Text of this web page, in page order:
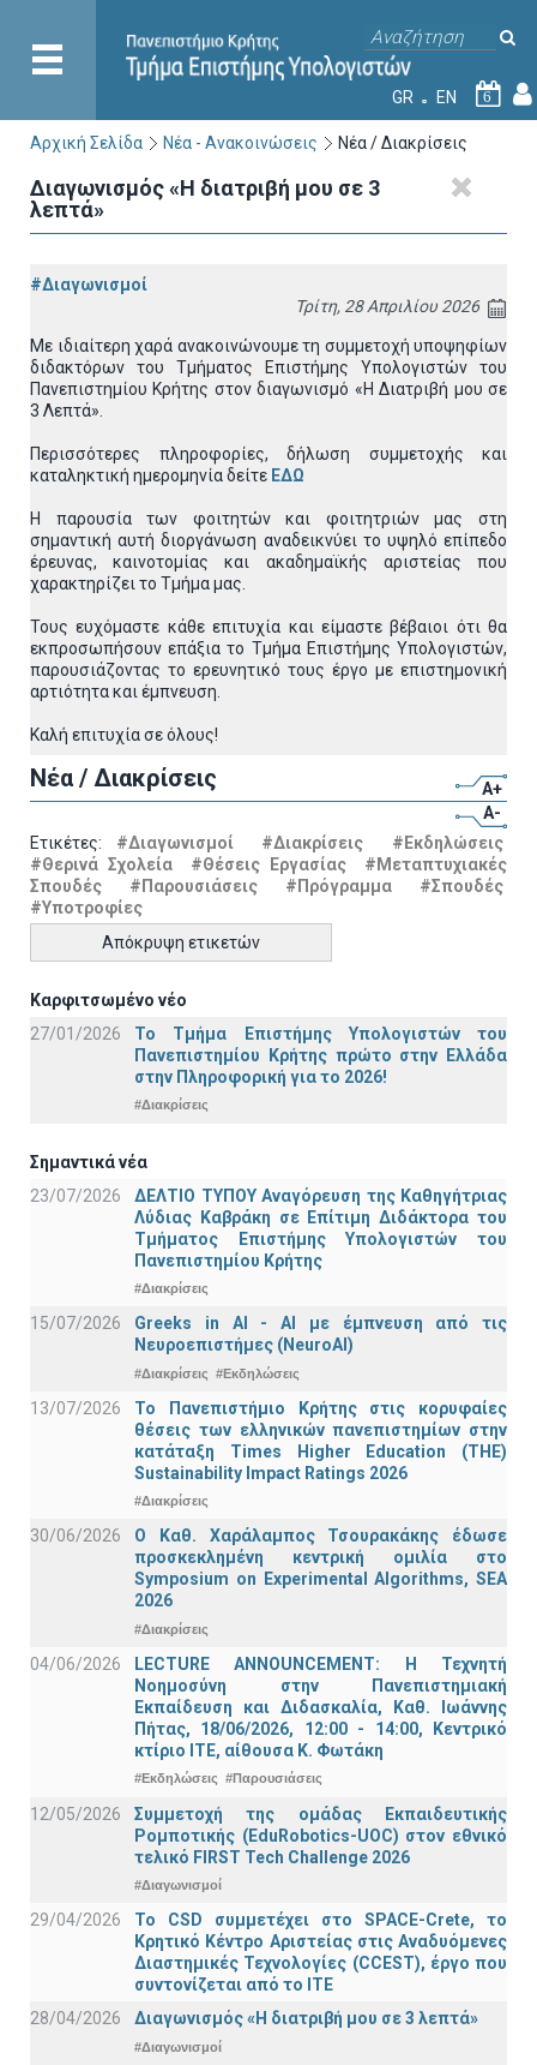
GR EN 6
Αρχική Σελίδα Νέα - Ανακοινώσεις Νέα / Διακρίσεις
Διαγωνισμός «Η διατριβή μου σε 3
λεπτά»
#Διαγωνισμοί
Τρίτη, 28 Απριλίου 2026
Με ιδιαίτερη χαρά ανακοινώνουμε τη συμμετοχή υποψηφίων
διδακτόρων του Τμήματος Επιστήμης Υπολογιστών του
Πανεπιστημίου Κρήτης στον διαγωνισμό «Η Διατριβή μου σε
3 Λεπτά».
Περισσότερες πληροφορίες, δήλωση συμμετοχής και
καταληκτική ημερομηνία δείτε ΕΔΩ
Η παρουσία των φοιτητών και φοιτητριών μας στη
σημαντική αυτή διοργάνωση αναδεικνύει το υψηλό επίπεδο
έρευνας, καινοτομίας και ακαδημαϊκής αριστείας που
χαρακτηρίζει το Τμήμα μας.
Τους ευχόμαστε κάθε επιτυχία και είμαστε βέβαιοι ότι θα
εκπροσωπήσουν επάξια το Τμήμα Επιστήμης Υπολογιστών,
παρουσιάζοντας το ερευνητικό τους έργο με επιστημονική
αρτιότητα και έμπνευση.
Καλή επιτυχία σε όλους!
Νέα / Διακρίσεις
A+
A-
Ετικέτες: #Διαγωνισμοί #Διακρίσεις
#Εκδηλώσεις
#Θερινά Σχολεία
#Θέσεις Εργασίας
#Μεταπτυχιακές
Σπουδές
#Παρουσιάσεις #Πρόγραμμα
#Σπουδές
#Υποτροφίες
Απόκρυψη ετικετών
Καρφιτσωμένο νέο
27/01/2026
Το Τμήμα Επιστήμης Υπολογιστών του
Πανεπιστημίου Κρήτης πρώτο στην Ελλάδα
στην Πληροφορική για το 2026!
#Διακρίσεις
Σημαντικά νέα
23/07/2026
ΔΕΛΤΙΟ ΤΥΠΟΥ Αναγόρευση της Καθηγήτριας
Λύδιας Καβράκη σε Επίτιμη Διδάκτορα του
Τμήματος Επιστήμης Υπολογιστών του
Πανεπιστημίου Κρήτης
#Διακρίσεις
15/07/2026
Greeks in AI - ΑΙ με έμπνευση από τις
Νευροεπιστήμες (NeuroAI)
#Διακρίσεις #Εκδηλώσεις
13/07/2026
Το Πανεπιστήμιο Κρήτης στις κορυφαίες
θέσεις των ελληνικών πανεπιστημίων στην
κατάταξη Times Higher Education (ΤΗΕ)
Sustainability Impact Ratings 2026
#Διακρίσεις
30/06/2026
Ο Καθ. Χαράλαμπος Τσουρακάκης έδωσε
προσκεκλημένη κεντρική ομιλία στο
Symposium on Experimental Algorithms, SEA
2026
#Διακρίσεις
04/06/2026
LECTURE ANNOUNCEMENT: Η Τεχνητή
Νοημοσύνη στην Πανεπιστημιακή
Εκπαίδευση και Διδασκαλία, Καθ. Ιωάννης
Πήτας, 18/06/2026, 12:00 - 14:00, Κεντρικό
κτίριο ΙΤΕ, αίθουσα Κ. Φωτάκη
#Εκδηλώσεις #Παρουσιάσεις
12/05/2026
Συμμετοχή της ομάδας Εκπαιδευτικής
Ρομποτικής (EduRobotics-UOC) στον εθνικό
τελικό FIRST Tech Challenge 2026
#Διαγωνισμοί
29/04/2026
Το CSD συμμετέχει στο SPACE-Crete, το
Κρητικό Κέντρο Αριστείας στις Αναδυόμενες
Διαστημικές Τεχνολογίες (CCEST), έργο που
συντονίζεται από το ΙΤΕ
28/04/2026
Διαγωνισμός «Η διατριβή μου σε 3 λεπτά»
#Διαγωνισμοί